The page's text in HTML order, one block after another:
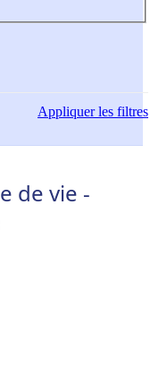
Appliquerles filtres
de vie -